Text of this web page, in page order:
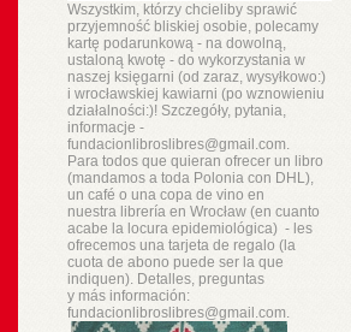
Wszystkim, którzy chcieliby sprawić
przyjemność bliskiej osobie, polecamy
kartę podarunkową - na dowolną,
ustaloną kwotę - do wykorzystania w
naszej księgarni (od zaraz, wysyłkowo:)
i wrocławskiej kawiarni (po wznowieniu
działalności:)! Szczegóły, pytania,
informacje -
fundacionlibroslibres@gmail.com.
Para todos que quieran ofrecer un libro
(mandamos a toda Polonia con DHL),
un café o una copa de vino en
nuestra libreríaen Wrocław (en cuanto
acabe la locura epidemiológica) - les
ofrecemos una tarjeta de regalo (la
cuota de abono puede ser la que
indiquen). Detalles, preguntas
y másinformación:
fundacionlibroslibres@gmail.com.